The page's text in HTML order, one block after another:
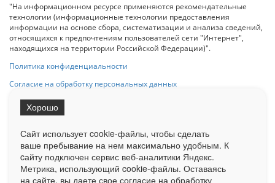
"На информационном ресурсе применяются рекомендательные
технологии (информационные технологии предоставления
информации на основе сбора, систематизации и анализа сведений,
относящихся к предпочтениям пользователей сети "Интернет",
находящихся на территории Российской Федерации)".
Политика конфиденциальности
Согласие на обработку персональных данных
на Сетевое издание «ОрелТаймс» обязательна.
Ограниченная статистика посещаемости доступна на сайте
Liveinternet.ru . Подробная статистика для рекламодателей по запросу
у менеджера.
Сайт использует cookie-файлы, чтобы сделать
ваше пребывание на нем максимально удобным. К
cайту подключен сервис веб-аналитики Яндекс.
Метрика, использующий cookie-файлы. Оставаясь
на сайте, вы даете свое согласие на обработку
Хорошо